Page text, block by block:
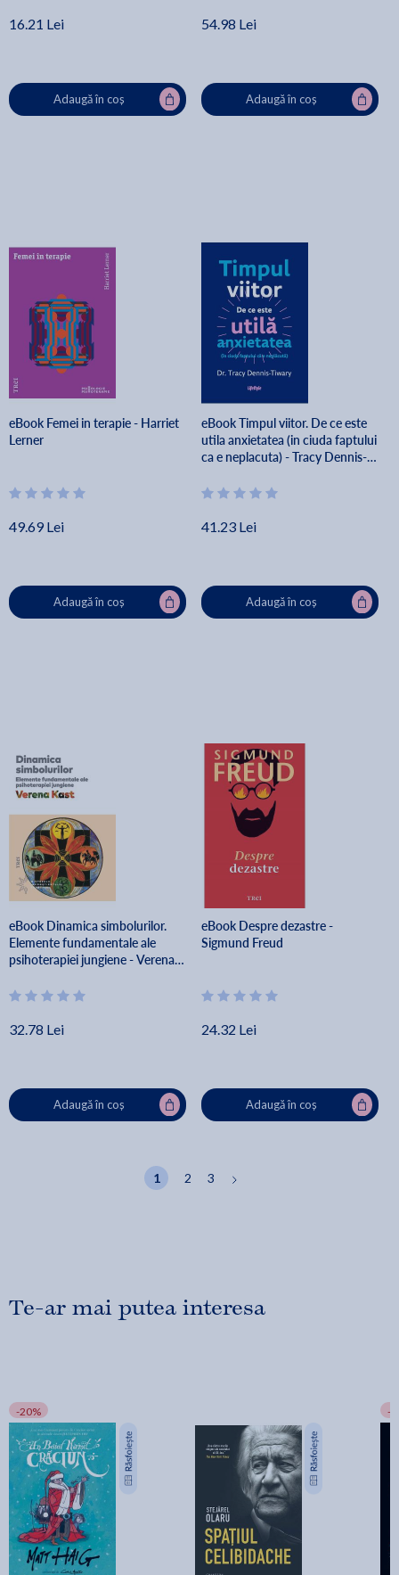
16.21 Lei
Adaugă în coș
54.98 Lei
Adaugă în coș
eBook Femei in terapie - Harriet
Lerner
49.69 Lei
Adaugă în coș
eBook Timpul viitor. De ce este
utila anxietatea (in ciuda faptului
ca e neplacuta) - Tracy Dennis-
41.23 Lei
Adaugă în coș
eBook Dinamica simbolurilor.
Elemente fundamentale ale
psihoterapiei jungiene - Verena
32.78 Lei
Adaugă în coș
eBook Despre dezastre -
Sigmund Freud
24.32 Lei
Adaugă în coș
1 2 3
Te-ar mai putea interesa
-20% -